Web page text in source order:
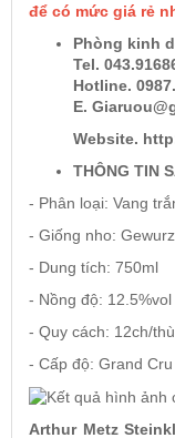
VANG CANADA
RƯỢU VANG
Rượu Vang BỒ
RƯỢU VANG
để có mức giá rẻ
Phòng kinh
Tel.
Hotline.
E.
Website.
THÔNG TIN
- Phân loại: Vang
- Giống nho:
- Dung tích: 750ml
- Nồng độ: 12.5%vol
- Quy cách: 12ch/
- Cấp độ: Grand Cru
Arthur Metz